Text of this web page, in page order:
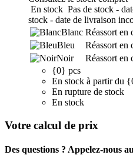
En stock Pas de stock -
stock - date de livraison
Blanc Réassort en
Bleu
Réassort en
Noir
Réassort en
{0} pcs
En stock à partir du
En rupture de stock
En stock
Votre calcul de prix
Des questions ? Appelez-nous